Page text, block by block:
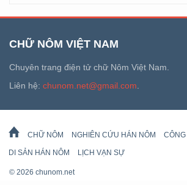
CHỮ NÔM VIỆT NAM
Chuyên trang điện tử chữ Nôm Việt Nam.
Liên hệ: chunom.net@gmail.com
CHỮ NÔM NGHIÊN CỨU HÁN NÔM
DI SẢN HÁN NÔM LỊCH VẠN SỰ
© 2026 chunom.net